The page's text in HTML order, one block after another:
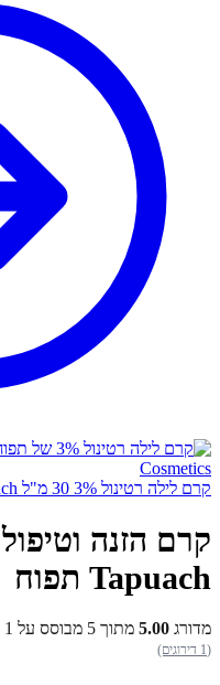
קרם לילה רטינול 3% 30 מ"ל Tapuach תפוח
Tapuach תפוח
מדורג 5.00 מתוך 5 מבוסס על 1
(1 דירוגים)